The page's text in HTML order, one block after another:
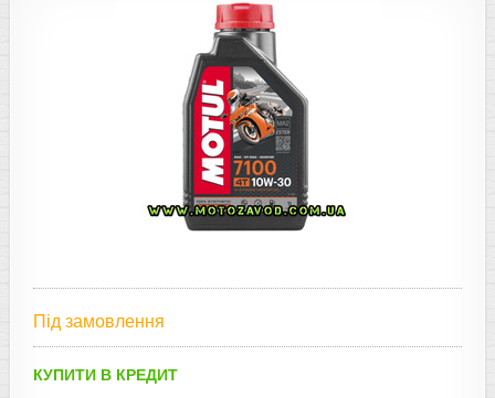
Під замовлення
КУПИТИ В КРЕДИТ